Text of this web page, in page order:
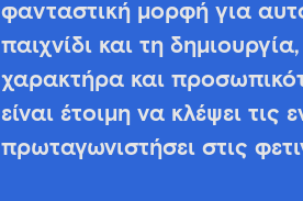
φανταστική μορφή για
παιχνίδι και τη
χαρακτήρα και
είναι έτοιμη να κλέψει τις
πρωταγωνιστήσει στις